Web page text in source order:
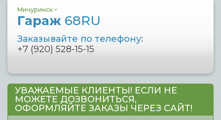
Мичуринск
Гараж 68RU
Заказывайте по телефону:
+7 (920) 528-15-15
УВАЖАЕМЫЕ КЛИЕНТЫ! ЕСЛИ НЕ
МОЖЕТЕ ДОЗВОНИТЬСЯ,
ОФОРМЛЯЙТЕ ЗАКАЗЫ ЧЕРЕЗ САЙТ!